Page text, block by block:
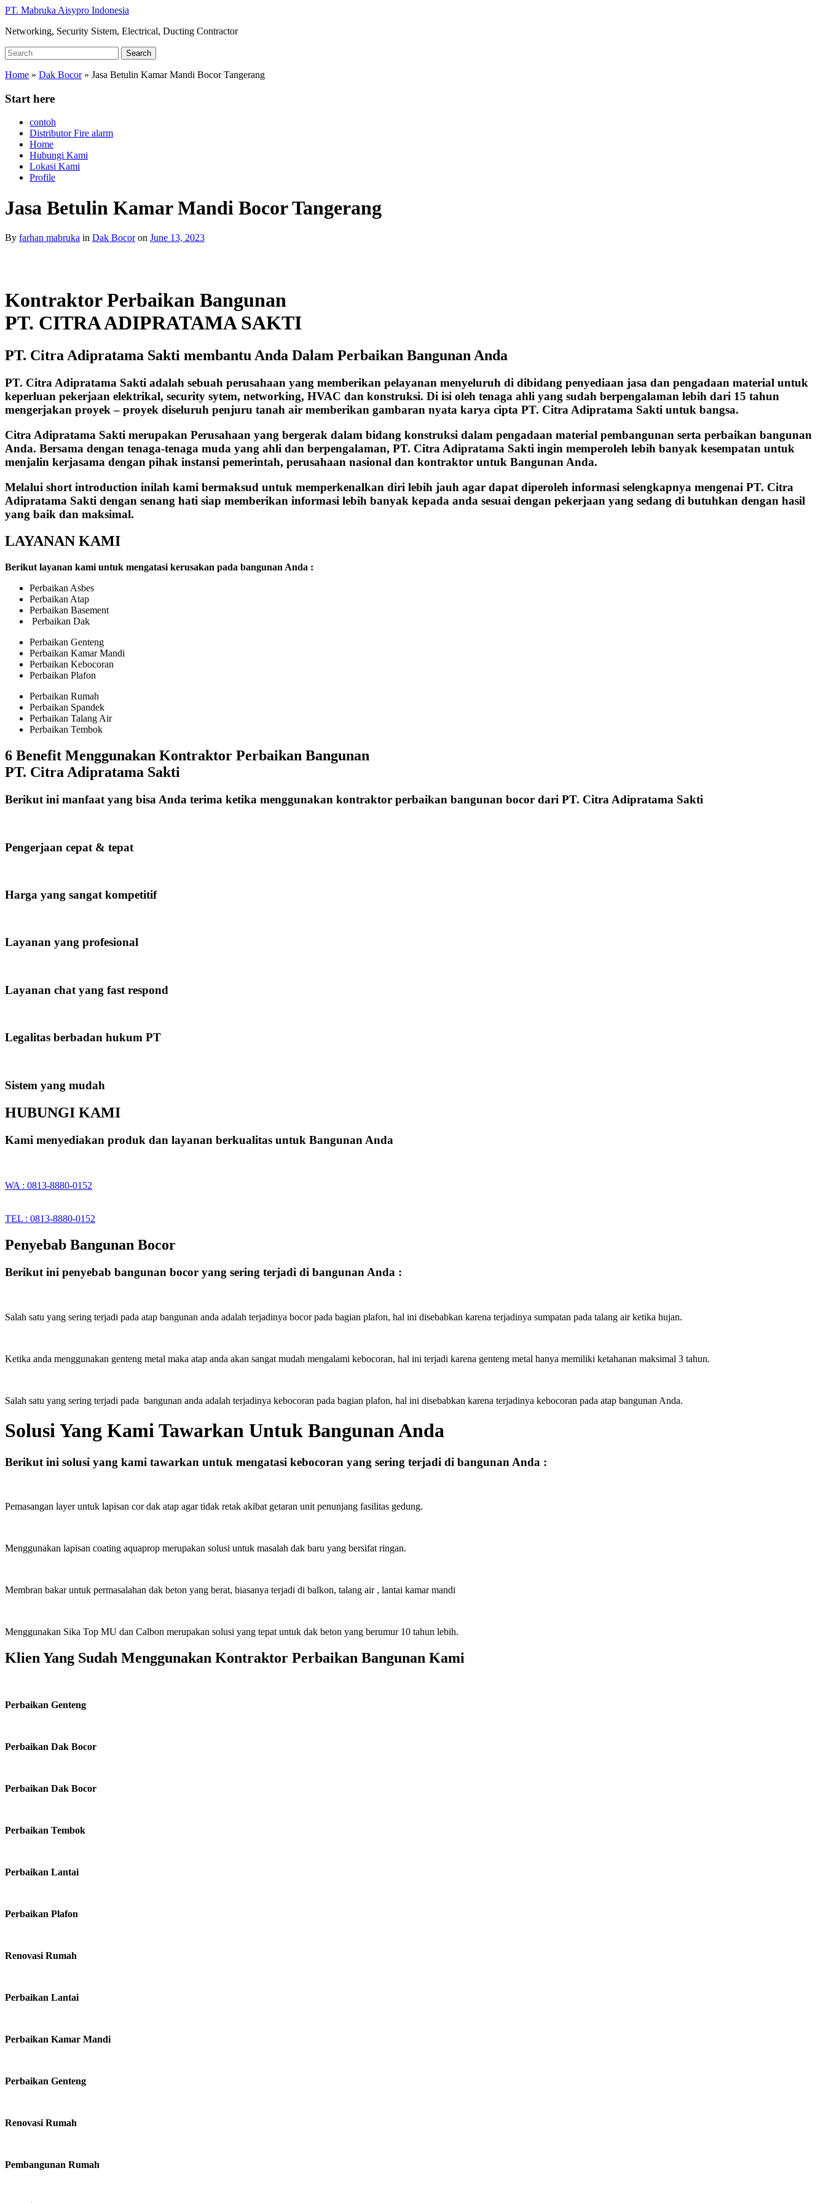
Skip
main
PT. Mabruka Aisypro Indonesia
Networking, Security Sistem, Electrical, Ducting Contractor
Search
for:
Search
Home » Dak Bocor» Jasa Betulin Kamar Mandi Bocor Tangerang
Start here
contoh
Distributor Fire alarm
Home
Hubungi Kami
Lokasi Kami
Profile
Jasa Betulin Kamar Mandi Bocor Tangerang
By farhan mabruka in Dak Bocoron June 13, 2023
Kontraktor Perbaikan Bangunan
PT. CITRA ADIPRATAMA SAKTI
PT. Citra Adipratama Sakti membantu Anda Dalam Perbaikan Bangunan Anda
PT. Citra Adipratama Sakti adalah sebuah perusahaan yang memberikan pelayanan menyeluruh di dibidang penyediaan jasa dan pengadaan material untuk
keperluan pekerjaan elektrikal, security sytem, networking, HVAC dan konstruksi. Di isi oleh tenaga ahli yang sudah berpengalaman lebih dari 15 tahun
mengerjakan proyek – proyek diseluruh penjuru tanah air memberikan gambaran nyata karya cipta PT. Citra Adipratama Sakti untuk bangsa.
Citra Adipratama Sakti merupakan Perusahaan yang bergerak dalam bidang konstruksi dalam pengadaan material pembangunan serta perbaikan bangunan
Anda. Bersama dengan tenaga-tenaga muda yang ahli dan berpengalaman, PT. Citra Adipratama Sakti ingin memperoleh lebih banyak kesempatan untuk
menjalin kerjasama dengan pihak instansi pemerintah, perusahaan nasional dan kontraktor untuk Bangunan Anda.
Melalui short introduction inilah kami bermaksud untuk memperkenalkan diri lebih jauh agar dapat diperoleh informasi selengkapnya mengenai PT. Citra
Adipratama Sakti dengan senang hati siap memberikan informasi lebih banyak kepada anda sesuai dengan pekerjaan yang sedang di butuhkan dengan hasil
yang baik dan maksimal.
LAYANAN KAMI
Berikut layanan kami untuk mengatasi kerusakan pada bangunan Anda :
Perbaikan Asbes
Perbaikan Atap
Perbaikan Basement
Perbaikan Dak
Perbaikan Genteng
Perbaikan Kamar Mandi
Perbaikan Kebocoran
Perbaikan Plafon
Perbaikan Rumah
Perbaikan Spandek
Perbaikan Talang Air
Perbaikan Tembok
6 Benefit Menggunakan Kontraktor Perbaikan Bangunan
PT. Citra Adipratama Sakti
Berikut ini manfaat yang bisa Anda terima ketika menggunakan kontraktor perbaikan bangunan bocor dari PT. Citra Adipratama Sakti
Pengerjaan cepat & tepat
Harga yang sangat kompetitif
Layanan yang profesional
Layanan chat yang fast respond
Legalitas berbadan hukum PT
Sistem yang mudah
HUBUNGI KAMI
Kami menyediakan produk dan layanan berkualitas untuk Bangunan Anda
WA : 0813-8880-0152
TEL : 0813-8880-0152
Penyebab Bangunan Bocor
Berikut ini penyebab bangunan bocor yang sering terjadi di bangunan Anda :
Salah satu yang sering terjadi pada atap bangunan anda adalah terjadinya bocor pada bagian plafon, hal ini disebabkan karena terjadinya sumpatan pada talang air ketika hujan.
Ketika anda menggunakan genteng metal maka atap anda akan sangat mudah mengalami kebocoran, hal ini terjadi karena genteng metal hanya memiliki ketahanan maksimal 3 tahun.
Salah satu yang sering terjadi pada bangunan anda adalah terjadinya kebocoran pada bagian plafon, hal ini disebabkan karena terjadinya kebocoran pada atap bangunan Anda.
Solusi Yang Kami Tawarkan Untuk Bangunan Anda
Berikut ini solusi yang kami tawarkan untuk mengatasi kebocoran yang sering terjadi di bangunan Anda :
Pemasangan layer untuk lapisan cor dak atap agar tidak retak akibat getaran unit penunjang fasilitas gedung.
Menggunakan lapisan coating aquaprop merupakan solusi untuk masalah dak baru yang bersifat ringan.
Membran bakar untuk permasalahan dak beton yang berat, biasanya terjadi di balkon, talang air , lantai kamar mandi
Menggunakan Sika Top MU dan Calbon merupakan solusi yang tepat untuk dak beton yang berumur 10 tahun lebih.
Klien Yang Sudah Menggunakan Kontraktor Perbaikan Bangunan Kami
Perbaikan Genteng
Perbaikan Dak Bocor
Perbaikan Dak Bocor
Perbaikan Tembok
Perbaikan Lantai
Perbaikan Plafon
Renovasi Rumah
Perbaikan Lantai
Perbaikan Kamar Mandi
Perbaikan Genteng
Renovasi Rumah
Pembangunan Rumah